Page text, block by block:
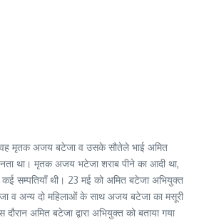
वह मृतक अजय बटेजा व उसके सौतेले भाई अमित
था। मृतक अजय भटेजा शराब पीने का आदी था,
सम्पतियाँ थी। 23 मई को अमित बटेजा अभियुक्त
व अन्य दो महिलाओं के साथ अजय बटेजा का मसूरी
अमित बटेजा द्वारा अभियुक्त को बताया गया